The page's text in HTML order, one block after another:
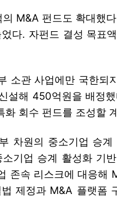
M&A 펀드도 확대했
다. 자펀드 결성 목표
소관 사업에만 국한되
설해 450억원을 배정
화 회수 펀드를 조성할
차원의 중소기업 승
기업 승계 활성화 기
존속 리스크에 대응해
제정과 M&A 플랫폼